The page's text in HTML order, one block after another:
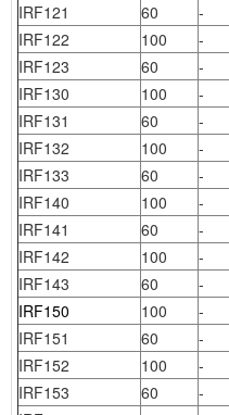
IRF121
60 -
IRF122
100 -
IRF123
60 -
IRF130
100 -
IRF131
60 -
IRF132
100 -
IRF133
60 -
IRF140
100 -
IRF141
60 -
IRF142
100 -
IRF143
60 -
IRF150
100 -
IRF151
60 -
IRF152
100 -
IRF153
60 -